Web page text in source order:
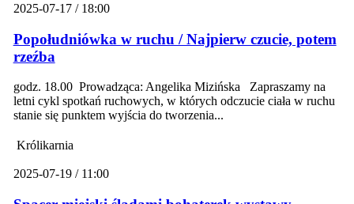
2025-07-17 / 18:00
Popołudniówka w ruchu / Najpierw czucie, potem
rzeźba
godz. 18.00 Prowadząca: Angelika Mizińska Zapraszamy na
letni cykl spotkań ruchowych, w których odczucie ciała w ruchu
stanie się punktem wyjścia do tworzenia...
Królikarnia
2025-07-19 / 11:00